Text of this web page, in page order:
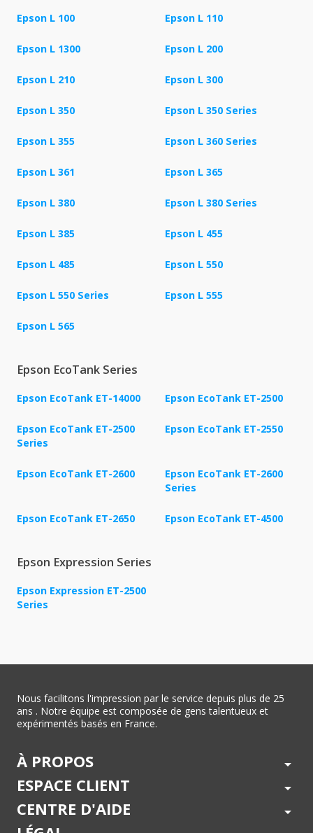
Epson L 100 Epson L 110
Epson L 1300 Epson L 200
Epson L 210 Epson L 300
Epson L 350 Epson L 350 Series
Epson L 355 Epson L 360 Series
Epson L 361 Epson L 365
Epson L 380 Epson L 380 Series
Epson L 385 Epson L 455
Epson L 485 Epson L 550
Epson L 550 Series Epson L 555
Epson L 565
Epson EcoTank Series
Epson EcoTank ET-14000 Epson EcoTank ET-2500
Epson EcoTank ET-2500
Series
Epson EcoTank ET-2550
Epson EcoTank ET-2600
Epson EcoTank ET-2600
Series
Epson EcoTank ET-2650 Epson EcoTank ET-4500
Epson Expression Series
Epson Expression ET-2500
Series
Nous facilitons l'impression par le service depuis plus de 25
ans . Notre équipe est composée de gens talentueux et
expérimentés basés en France.
À PROPOS arrow_drop_down
ESPACE CLIENT arrow_drop_down
CENTRE D'AIDE arrow_drop_down